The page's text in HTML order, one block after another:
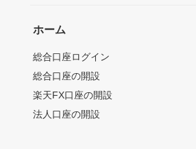
ホーム
総合口座ログイン
総合口座の開設
楽天FX口座の開設
法人口座の開設